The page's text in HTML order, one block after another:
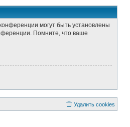
могут быть установлены
Помните, что ваше
Удалить cookies